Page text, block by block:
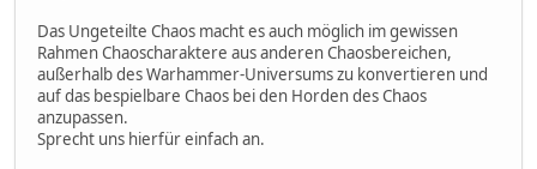
Das Ungeteilte Chaos macht es auch möglich im gewissen
Rahmen Chaoscharaktere aus anderen Chaosbereichen,
außerhalb des Warhammer-Universums zu konvertieren und
auf das bespielbare Chaos bei den Horden des Chaos
anzupassen.
Sprecht uns hierfür einfach an.